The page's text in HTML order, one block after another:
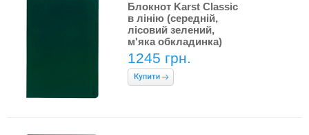
Блокнот Karst Classic
в лінію (середній,
лісовий зелений,
м'яка обкладинка)
1245 грн.